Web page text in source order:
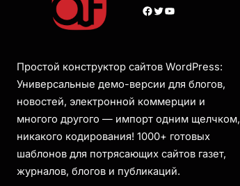
Facebook Twitter YouTube
Простой конструктор сайтов WordPress:
Универсальные демо-версии для блогов,
новостей, электронной коммерции и
многого другого — импорт одним щелчком,
никакого кодирования! 1000+ готовых
шаблонов для потрясающих сайтов газет,
журналов, блогов и публикаций.